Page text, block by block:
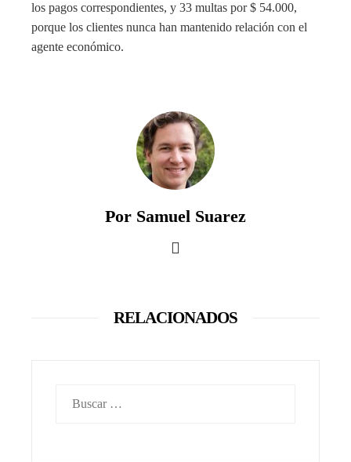
los pagos correspondientes, y 33 multas por $ 54.000,
porque los clientes nunca han mantenido relación con el
agente económico.
Por Samuel Suarez
RELACIONADOS